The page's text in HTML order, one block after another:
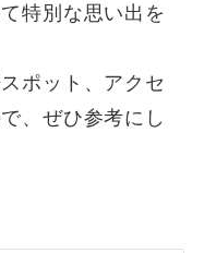
特別な思い出を
ポット、アクセ
、ぜひ参考にし